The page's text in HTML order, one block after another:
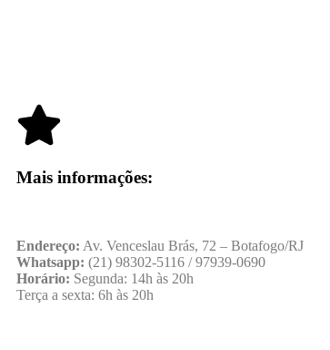
Mais informações:
Endereço: Av. Venceslau Brás, 72 – Botafogo/RJ
Whatsapp: (21) 98302-5116 / 97939-0690
Horário: Segunda: 14h às 20h
Terça a sexta: 6h às 20h